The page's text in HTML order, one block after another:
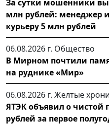
За сутки мошенники
млн рублей: менеджер
курьеру 5 млн рублей
06.08.2026 г. Общество
В Мирном почтили
на руднике «Мир»
06.08.2026 г. Желтые
ЯТЭК объявил о чистой
рублей за первое